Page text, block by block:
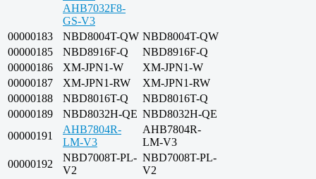
AHB7032F8-
GS-V3
00000183 NBD8004T-QW NBD8004T-QW
00000185
NBD8916F-Q
NBD8916F-Q
00000186
XM-JPN1-W
XM-JPN1-W
00000187
XM-JPN1-RW
XM-JPN1-RW
00000188
NBD8016T-Q
NBD8016T-Q
00000189
NBD8032H-QE NBD8032H-QE
00000191
AHB7804R-
LM-V3
AHB7804R-
LM-V3
00000192
NBD7008T-PL-
V2
NBD7008T-PL-
V2